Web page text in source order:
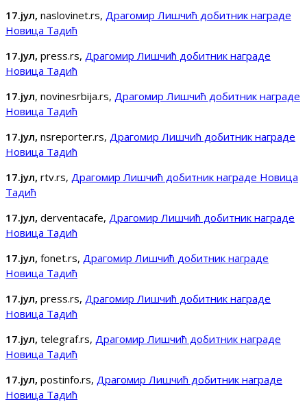
17.јул, naslovinet.rs, Драгомир Лишчић добитник награде
Новица Тадић
17.јул, press.rs, Драгомир Лишчић добитник награде
Новица Тадић
17.јул, novinesrbija.rs, Драгомир Лишчић добитник награде
Новица Тадић
17.јул, nsreporter.rs, Драгомир Лишчић добитник награде
Новица Тадић
17.јул, rtv.rs, Драгомир Лишчић добитник награде Новица
Тадић
17.јул, derventacafe, Драгомир Лишчић добитник награде
Новица Тадић
17.јул, fonet.rs, Драгомир Лишчић добитник награде
Новица Тадић
17.јул, press.rs, Драгомир Лишчић добитник награде
Новица Тадић
17.јул, telegraf.rs, Драгомир Лишчић добитник награде
Новица Тадић
17.јул, postinfo.rs, Драгомир Лишчић добитник награде
Новица Тадић